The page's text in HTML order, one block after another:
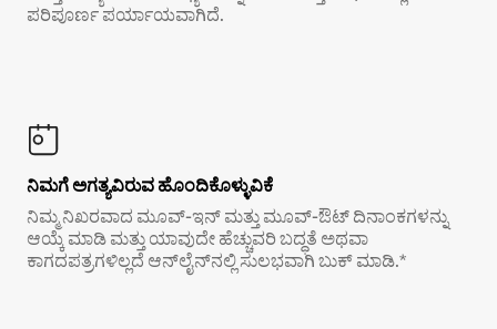
ಪರಿಪೂರ್ಣ ಪರ್ಯಾಯವಾಗಿದೆ.
ನಿಮಗೆ ಅಗತ್ಯವಿರುವ ಹೊಂದಿಕೊಳ್ಳುವಿಕೆ
ನಿಮ್ಮ ನಿಖರವಾದ ಮೂವ್-ಇನ್ ಮತ್ತು ಮೂವ್-ಔಟ್ ದಿನಾಂಕಗಳನ್ನು
ಆಯ್ಕೆ ಮಾಡಿ ಮತ್ತು ಯಾವುದೇ ಹೆಚ್ಚುವರಿ ಬದ್ಧತೆ ಅಥವಾ
ಕಾಗದಪತ್ರಗಳಿಲ್ಲದೆ ಆನ್‌ಲೈನ್‌ನಲ್ಲಿ ಸುಲಭವಾಗಿ ಬುಕ್ ಮಾಡಿ.*